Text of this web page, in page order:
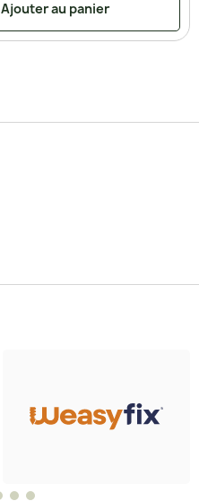
Ajouter au panier